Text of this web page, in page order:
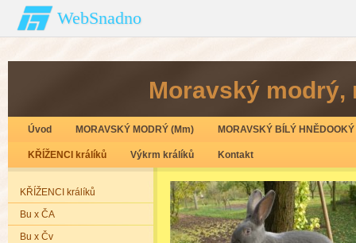
WebSnadno
Moravský
Úvod MORAVSKÝ MODRÝ (Mm) MORAVSKÝ BÍLÝ
KŘÍŽENCI králíků Výkrm králíků Kontakt
KŘÍŽENCI králíků
Bu x ČA
Bu x Čv